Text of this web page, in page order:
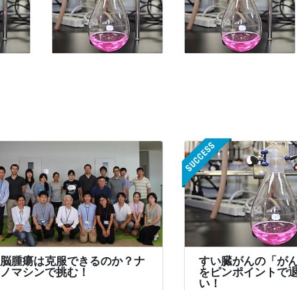
脳腫瘍は克服できるのか？ナ
ノマシンで挑む！
すい臓がんの「が
をピンポイントで
い！